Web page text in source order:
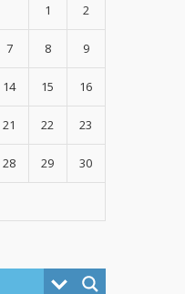
1 2
7 8 9
14 15 16
21 22 23
28 29 30